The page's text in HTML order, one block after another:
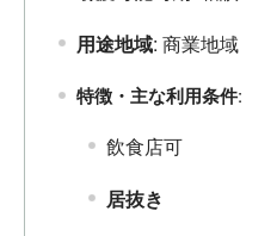
用途地域: 商業地域
特徴・主な利用条件:
飲食店可
居抜き